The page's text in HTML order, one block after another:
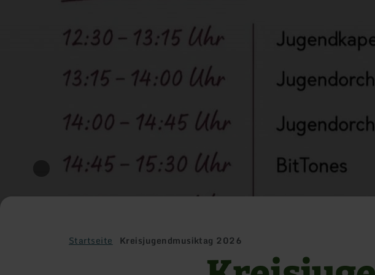
Startseite Kreisjugendmusiktag 2026